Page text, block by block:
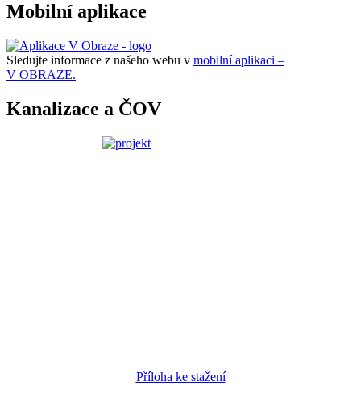
Mobilní aplikace
Sledujte informace z našeho webu v mobilní aplikaci –
V OBRAZE.
Kanalizace a ČOV
Příloha ke stažení